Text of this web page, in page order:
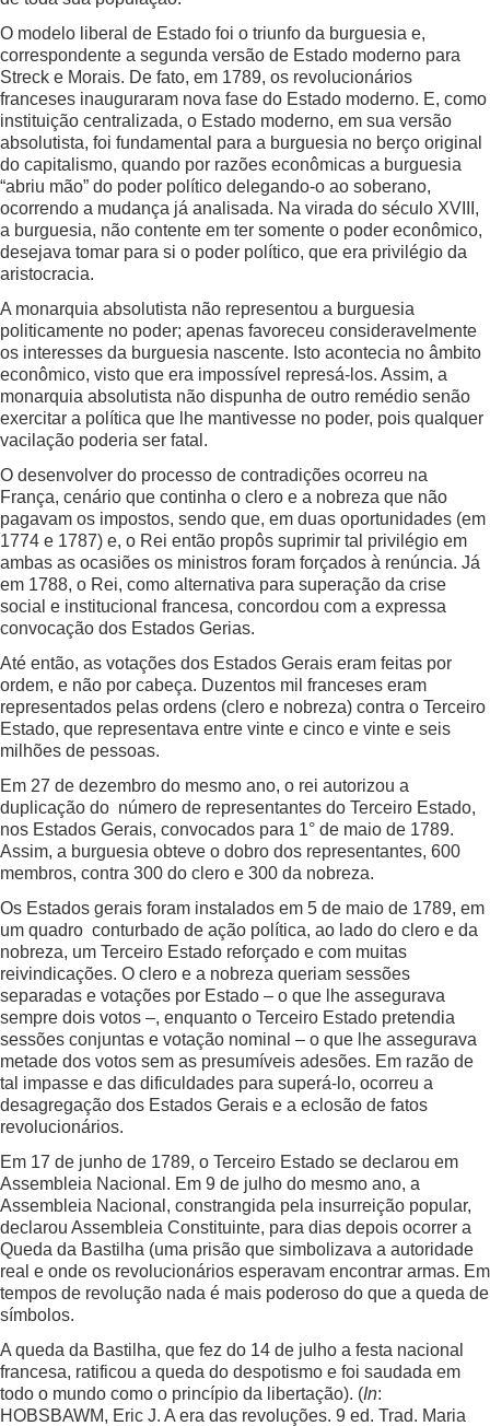
O modelo liberal de Estado foi o triunfo da burguesia e,
correspondente a segunda versão de Estado moderno para
Streck e Morais. De fato, em 1789, os revolucionários
franceses inauguraram nova fase do Estado moderno. E, como
instituição centralizada, o Estado moderno, em sua versão
absolutista, foi fundamental para a burguesia no berço original
do capitalismo, quando por razões econômicas a burguesia
“abriu mão” do poder político delegando-o ao soberano,
ocorrendo a mudança já analisada. Na virada do século XVIII,
a burguesia, não contente em ter somente o poder econômico,
desejava tomar para si o poder político, que era privilégio da
aristocracia.
A monarquia absolutista não representou a burguesia
politicamente no poder; apenas favoreceu consideravelmente
os interesses da burguesia nascente. Isto acontecia no âmbito
econômico, visto que era impossível represá-los. Assim, a
monarquia absolutista não dispunha de outro remédio senão
exercitar a política que lhe mantivesse no poder, pois qualquer
vacilação poderia ser fatal.
O desenvolver do processo de contradições ocorreu na
França, cenário que continha o clero e a nobreza que não
pagavam os impostos, sendo que, em duas oportunidades (em
1774 e 1787) e, o Rei então propôs suprimir tal privilégio em
ambas as ocasiões os ministros foram forçados à renúncia. Já
em 1788, o Rei, como alternativa para superação da crise
social e institucional francesa, concordou com a expressa
convocação dos Estados Gerias.
Até então, as votações dos Estados Gerais eram feitas por
ordem, e não por cabeça. Duzentos mil franceses eram
representados pelas ordens (clero e nobreza) contra o Terceiro
Estado, que representava entre vinte e cinco e vinte e seis
milhões de pessoas.
Em 27 de dezembro do mesmo ano, o rei autorizou a
duplicação do número de representantes do Terceiro Estado,
nos Estados Gerais, convocados para 1° de maio de 1789.
Assim, a burguesia obteve o dobro dos representantes, 600
membros, contra 300 do clero e 300 da nobreza.
Os Estados gerais foram instalados em 5 de maio de 1789, em
um quadro conturbado de ação política, ao lado do clero e da
nobreza, um Terceiro Estado reforçado e com muitas
reivindicações. O clero e a nobreza queriam sessões
separadas e votações por Estado – o que lhe assegurava
sempre dois votos –, enquanto o Terceiro Estado pretendia
sessões conjuntas e votação nominal – o que lhe assegurava
metade dos votos sem as presumíveis adesões. Em razão de
tal impasse e das dificuldades para superá-lo, ocorreu a
desagregação dos Estados Gerais e a eclosão de fatos
revolucionários.
Em 17 de junho de 1789, o Terceiro Estado se declarou em
Assembleia Nacional. Em 9 de julho do mesmo ano, a
Assembleia Nacional, constrangida pela insurreição popular,
declarou Assembleia Constituinte, para dias depois ocorrer a
Queda da Bastilha (uma prisão que simbolizava a autoridade
real e onde os revolucionários esperavam encontrar armas. Em
tempos de revolução nada é mais poderoso do que a queda de
símbolos.
A queda da Bastilha, que fez do 14 de julho a festa nacional
francesa, ratificou a queda do despotismo e foi saudada em
todo o mundo como o princípio da libertação). (In:
HOBSBAWM, Eric J. A era das revoluções. 9 ed. Trad. Maria